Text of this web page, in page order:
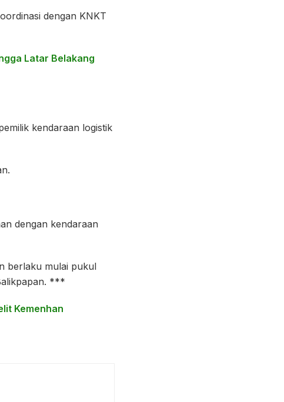
dengan KNKT
Latar Belakang
kendaraan logistik
dengan kendaraan
berlaku mulai pukul
***
Kemenhan